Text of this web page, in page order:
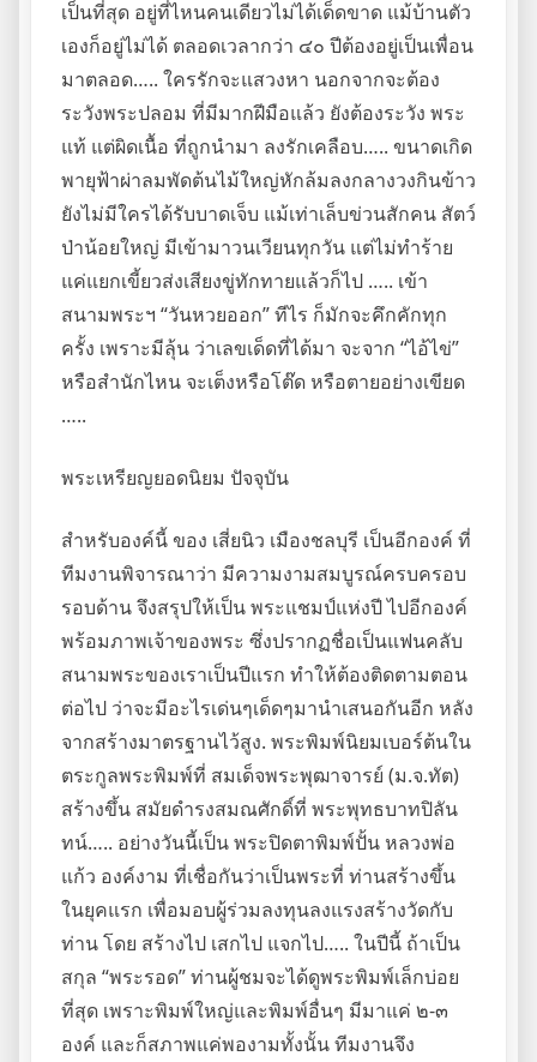
เป็นที่สุด อยู่ที่ไหนคนเดียวไม่ได้เด็ดขาด แม้บ้านตัว
เองก็อยู่ไม่ได้ ตลอดเวลากว่า ๔๐ ปีต้องอยู่เป็นเพื่อน
มาตลอด….. ใครรักจะแสวงหา นอกจากจะต้อง
ระวังพระปลอม ที่มีมากฝีมือแล้ว ยังต้องระวัง พระ
แท้ แต่ผิดเนื้อ ที่ถูกนำมา ลงรักเคลือบ….. ขนาดเกิด
พายุฟ้าผ่าลมพัดต้นไม้ใหญ่หักล้มลงกลางวงกินข้าว
ยังไม่มีใครได้รับบาดเจ็บ แม้เท่าเล็บข่วนสักคน สัตว์
ป่าน้อยใหญ่ มีเข้ามาวนเวียนทุกวัน แต่ไม่ทำร้าย
แค่แยกเขี้ยวส่งเสียงขู่ทักทายแล้วก็ไป ….. เข้า
สนามพระฯ “วันหวยออก” ทีไร ก็มักจะคึกคักทุก
ครั้ง เพราะมีลุ้น ว่าเลขเด็ดที่ได้มา จะจาก “ไอ้ไข่”
หรือสำนักไหน จะเต็งหรือโต๊ด หรือตายอย่างเขียด
…..
พระเหรียญยอดนิยม ปัจจุบัน
สำหรับองค์นี้ ของ เสี่ยนิว เมืองชลบุรี เป็นอีกองค์ ที่
ทีมงานพิจารณาว่า มีความงามสมบูรณ์ครบครอบ
รอบด้าน จึงสรุปให้เป็น พระแชมป์แห่งปี ไปอีกองค์
พร้อมภาพเจ้าของพระ ซึ่งปรากฏชื่อเป็นแฟนคลับ
สนามพระของเราเป็นปีแรก ทำให้ต้องติดตามตอน
ต่อไป ว่าจะมีอะไรเด่นๆเด็ดๆมานำเสนอกันอีก หลัง
จากสร้างมาตรฐานไว้สูง. พระพิมพ์นิยมเบอร์ต้นใน
ตระกูลพระพิมพ์ที่ สมเด็จพระพุฒาจารย์ (ม.จ.ทัต)
สร้างขึ้น สมัยดำรงสมณศักดิ์ที่ พระพุทธบาทปิลัน
ทน์….. อย่างวันนี้เป็น พระปิดตาพิมพ์ปั้น หลวงพ่อ
แก้ว องค์งาม ที่เชื่อกันว่าเป็นพระที่ ท่านสร้างขึ้น
ในยุคแรก เพื่อมอบผู้ร่วมลงทุนลงแรงสร้างวัดกับ
ท่าน โดย สร้างไป เสกไป แจกไป….. ในปีนี้ ถ้าเป็น
สกุล “พระรอด” ท่านผู้ชมจะได้ดูพระพิมพ์เล็กบ่อย
ที่สุด เพราะพิมพ์ใหญ่และพิมพ์อื่นๆ มีมาแค่ ๒-๓
องค์ และก็สภาพแค่พองามทั้งนั้น ทีมงานจึง